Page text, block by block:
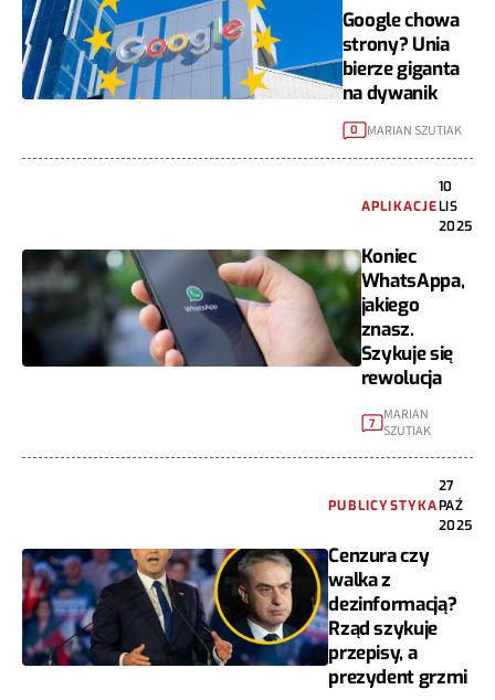
Google chowa
strony? Unia
bierze giganta
na dywanik
0 MARIAN SZUTIAK
APLIKACJE
10
LIS
2025
Koniec
WhatsAppa,
jakiego
znasz.
Szykuje się
rewolucja
7
MARIAN
SZUTIAK
PUBLICYSTYKA
27
PAŹ
2025
Cenzura czy
walka z
dezinformacją?
Rząd szykuje
przepisy, a
prezydent grzmi